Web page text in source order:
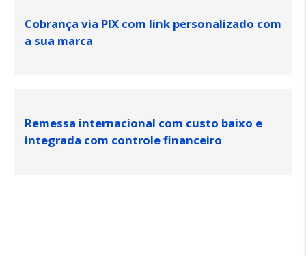
Cobrança via PIX com link personalizado com
a sua marca
Remessa internacional com custo baixo e
integrada com controle financeiro